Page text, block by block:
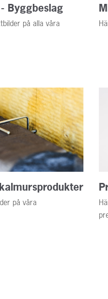
Byggbeslag
på alla våra
på våra